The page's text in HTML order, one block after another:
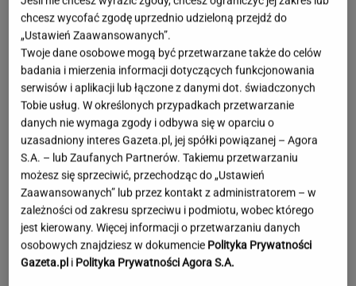
To najdłuższe jezioro w Polsce. Ma aż 16 wysp
chcesz wycofać zgodę uprzednio udzieloną przejdź do
„Ustawień Zaawansowanych”.
Twoje dane osobowe mogą być przetwarzane także do celów
badania i mierzenia informacji dotyczących funkcjonowania
serwisów i aplikacji lub łączone z danymi dot. świadczonych
Tobie usług. W określonych przypadkach przetwarzanie
danych nie wymaga zgody i odbywa się w oparciu o
uzasadniony interes Gazeta.pl, jej spółki powiązanej – Agora
S.A. – lub Zaufanych Partnerów. Takiemu przetwarzaniu
możesz się sprzeciwić, przechodząc do „Ustawień
Zaawansowanych” lub przez kontakt z administratorem – w
zależności od zakresu sprzeciwu i podmiotu, wobec którego
jest kierowany. Więcej informacji o przetwarzaniu danych
osobowych znajdziesz w dokumencie Polityka Prywatności
Gazeta.pl i Polityka Prywatności Agora S.A.